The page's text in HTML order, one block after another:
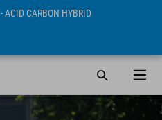
- ACID CARBON HYBRID